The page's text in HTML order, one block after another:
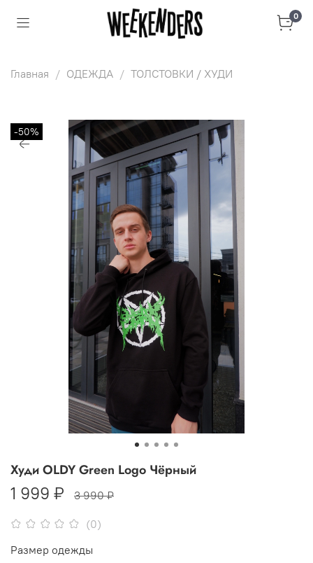
0
Главная ОДЕЖДА ТОЛСТОВКИ / ХУДИ
-50%
(0)
Худи OLDY Green Logo Чёрный
1 999 ₽ 3 990 ₽
Размер одежды